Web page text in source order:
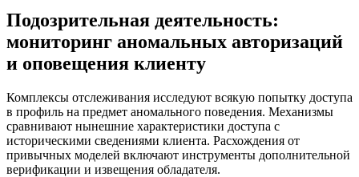
Подозрительная деятельность:
мониторинг аномальных авторизаций
и оповещения клиенту
Комплексы отслеживания исследуют всякую попытку доступа
в профиль на предмет аномального поведения. Механизмы
сравнивают нынешние характеристики доступа с
историческими сведениями клиента. Расхождения от
привычных моделей включают инструменты дополнительной
верификации и извещения обладателя.